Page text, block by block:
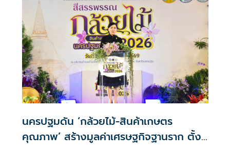
นครปฐมดัน ‘กล้วยไม้-สินค้าเกษตร
คุณภาพ’ สร้างมูลค่าเศรษฐกิจฐานราก ตั้ง